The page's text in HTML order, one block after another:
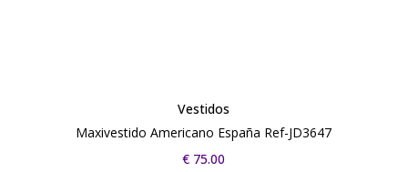
Vestidos
Maxivestido Americano España Ref-JD3647
€ 75.00